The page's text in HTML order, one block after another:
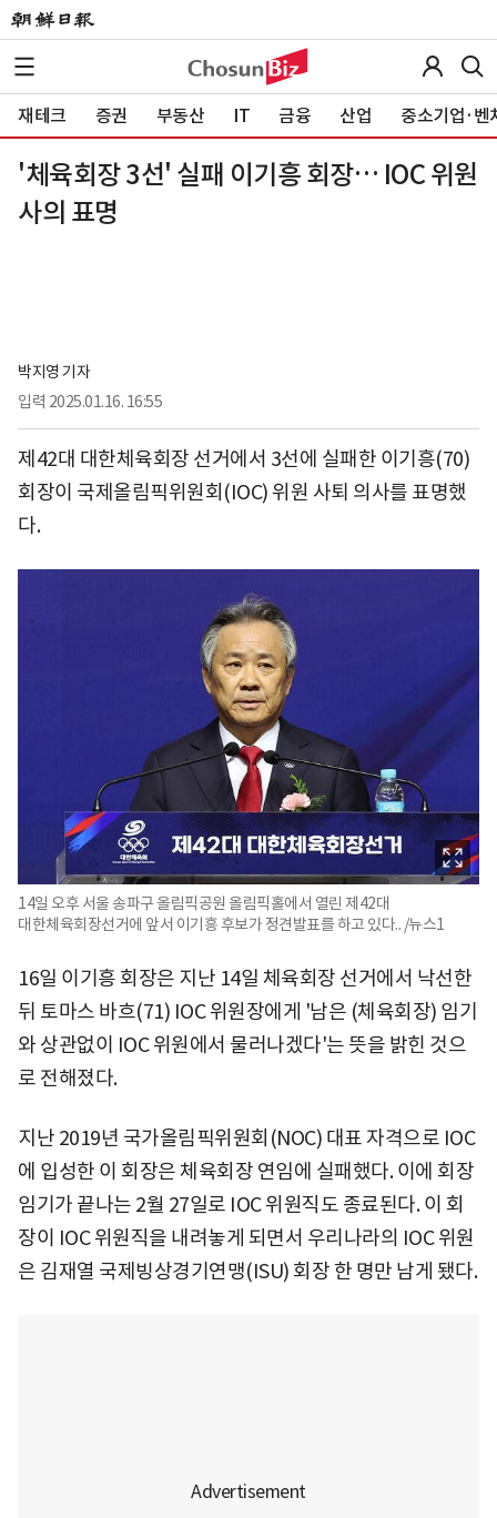
재테크 증권 부동산 IT 금융 산업 중소기업·벤
'체육회장 3선' 실패 이기흥 회장… IOC 위원
사의 표명
박지영 기자
입력 2025.01.16. 16:55
제42대 대한체육회장 선거에서 3선에 실패한 이기흥(70)
회장이 국제올림픽위원회(IOC) 위원 사퇴 의사를 표명했
다.
14일 오후 서울 송파구 올림픽공원 올림픽홀에서 열린 제42대
대한체육회장선거에 앞서 이기흥 후보가 정견발표를 하고 있다.. /뉴스1
16일 이기흥 회장은 지난 14일 체육회장 선거에서 낙선한
뒤 토마스 바흐(71) IOC 위원장에게 '남은 (체육회장) 임기
와 상관없이 IOC 위원에서 물러나겠다'는 뜻을 밝힌 것으
로 전해졌다.
지난 2019년 국가올림픽위원회(NOC) 대표 자격으로 IOC
에 입성한 이 회장은 체육회장 연임에 실패했다. 이에 회장
임기가 끝나는 2월 27일로 IOC 위원직도 종료된다. 이 회
장이 IOC 위원직을 내려놓게 되면서 우리나라의 IOC 위원
은 김재열 국제빙상경기연맹(ISU) 회장 한 명만 남게 됐다.